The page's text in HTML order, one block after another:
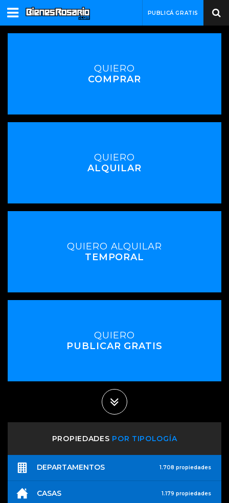
PUBLICÁ GRATIS
QUIERO
COMPRAR
QUIERO
ALQUILAR
QUIERO ALQUILAR
TEMPORAL
QUIERO
PUBLICAR GRATIS
PROPIEDADES POR TIPOLOGÍA
DEPARTAMENTOS 1.708 propiedades
CASAS 1.179 propiedades